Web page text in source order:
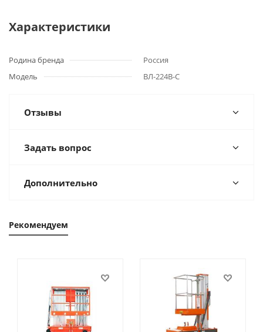
Характеристики
Родина бренда
Россия
Модель
ВЛ-224В-С
Отзывы
Задать вопрос
Дополнительно
Рекомендуем